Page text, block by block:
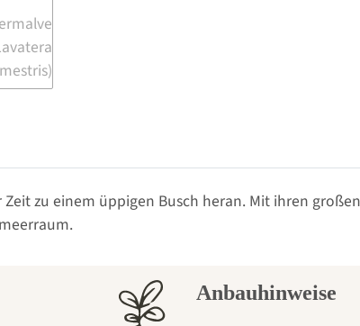
zu einem üppigen Busch heran. Mit ihren
Anbauhinweise